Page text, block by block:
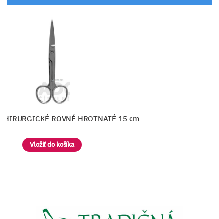
ROVNÉ HROTNATÉ 15 cm
Vložiť do košíka